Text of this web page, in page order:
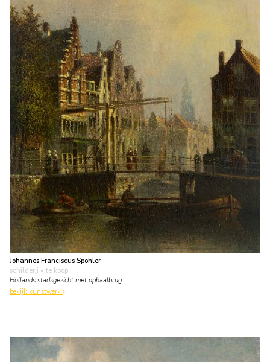
Johannes Franciscus Spohler
schilderij • te koop
Hollands stadsgezicht met ophaalbrug
bekijk kunstwerk